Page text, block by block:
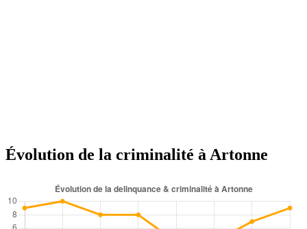
Évolution de la criminalité à Artonne